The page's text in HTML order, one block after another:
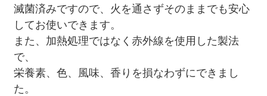
滅菌済みですので、火を通さずそのままでも安心
してお使いできます。
また、加熱処理ではなく赤外線を使用した製法
で、
栄養素、色、風味、香りを損なわずにできまし
た。